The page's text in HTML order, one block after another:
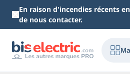
Aller au contenu principal
En raison d'incendies récents
de nous contacter.